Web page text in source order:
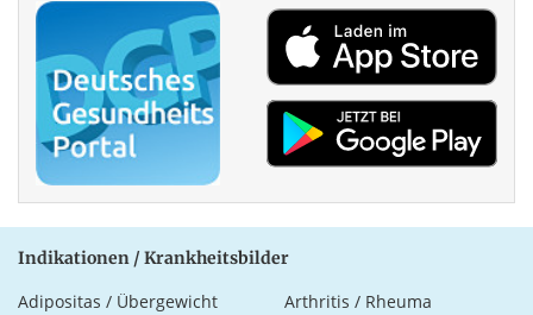
Indikationen / Krankheitsbilder
Adipositas / Übergewicht
Arthritis / Rheuma